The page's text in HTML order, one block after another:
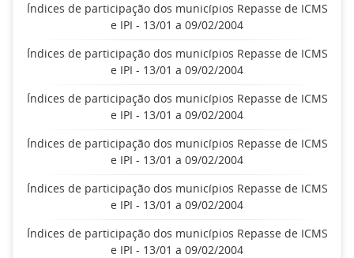
Índices de participação dos municípios Repasse de ICMS
e IPI - 13/01 a 09/02/2004
Índices de participação dos municípios Repasse de ICMS
e IPI - 13/01 a 09/02/2004
Índices de participação dos municípios Repasse de ICMS
e IPI - 13/01 a 09/02/2004
Índices de participação dos municípios Repasse de ICMS
e IPI - 13/01 a 09/02/2004
Índices de participação dos municípios Repasse de ICMS
e IPI - 13/01 a 09/02/2004
Índices de participação dos municípios Repasse de ICMS
e IPI - 13/01 a 09/02/2004